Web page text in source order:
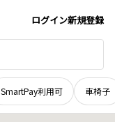
ログイン新規登録
SmartPay利用可 車椅子